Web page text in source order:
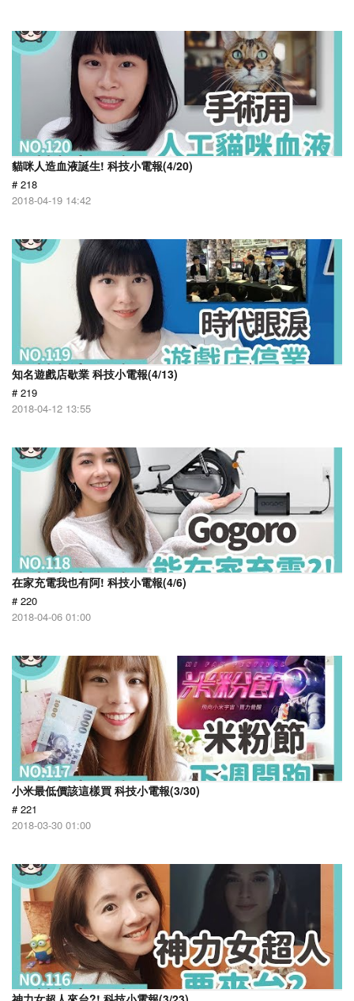
貓咪人造血液誕生! 科技小電報(4/20)
# 218
2018-04-19 14:42
知名遊戲店歇業 科技小電報(4/13)
# 219
2018-04-12 13:55
在家充電我也有阿! 科技小電報(4/6)
# 220
2018-04-06 01:00
小米最低價該這樣買 科技小電報(3/30)
# 221
2018-03-30 01:00